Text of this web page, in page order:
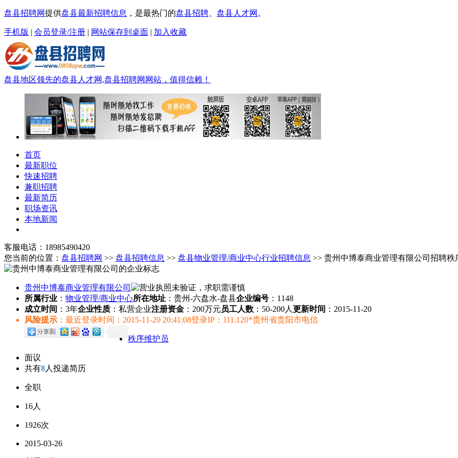
盘县招聘网提供盘县最新招聘信息 ，是最热门的盘县招聘 盘县人才网 。
手机版 | 会员登录/注册 | 网站保存到桌面 | 加入收藏
盘县地区领先的盘县人才网,盘县招聘网网站，值得信赖！
首页
最新职位
快速招聘
兼职招聘
最新简历
职场资讯
本地新闻
客服电话：18985490420
您当前的位置： 盘县招聘网 >> 盘县招聘信息 >> 盘县物业管理/商业中心行业招聘信息 >> 贵州中博泰商业管理有限公司招聘秩
贵州中博泰商业管理有限公司
所属行业 ： 物业管理/商业中心所在地址 ：贵州-六盘水-盘县企业编号 ：1148
成立时间 ：3年企业性质 ：私营企业注册资金 ：200万元 员工人数 ：50-200人 更新时间 ：2015-11-20
风险提示 ：最近登录时间：2015-11-20 20:41:08登录IP：111.120*贵州省贵阳市电信
秩序维护员
面议
共有8人投递简历
全职
16人
1926次
2015-03-26